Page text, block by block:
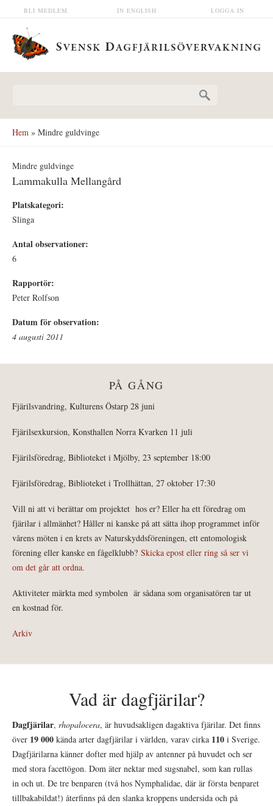
Hoppa till huvudinnehåll LOGGA IN
IN ENGLISH
BLI MEDLEM
Hem » Mindre guldvinge
Mindre guldvinge
Lammakulla Mellangård
Platskategori:
Slinga
Antal observationer:
6
Rapportör:
Peter Rolfson
Datum för observation:
4 augusti 2011
PÅ GÅNG
Fjärilsvandring, Kulturens Östarp 28 juni
Fjärilsexkursion, Konsthallen Norra Kvarken 11 juli
Fjärilsföredrag, Biblioteket i Mjölby, 23 september 18:00
Fjärilsföredrag, Biblioteket i Trollhättan, 27 oktober 17:30
Vill ni att vi berättar om projektet hos er? Eller ha ett föredrag om
fjärilar i allmänhet? Håller ni kanske på att sätta ihop programmet inför
vårens möten i en krets av Naturskyddsföreningen, ett entomologisk
förening eller kanske en fågelklubb? Skicka epost eller ring så ser vi
om det går att ordna.
Aktiviteter märkta med symbolen är sådana som organisatören tar ut
en kostnad för.
Arkiv
Vad är dagfjärilar?
Dagfjärilar, rhopalocera, är huvudsakligen dagaktiva fjärilar. Det finns
över 19 000 kända arter dagfjärilar i världen, varav cirka 110 i Sverige.
Dagfjärilarna känner dofter med hjälp av antenner på huvudet och ser
med stora facettögon. Dom äter nektar med sugsnabel, som kan rullas
in och ut. De tre benparen (två hos Nymphalidae, där är första benparet
tillbakabildat!) återfinns på den slanka kroppens undersida och på